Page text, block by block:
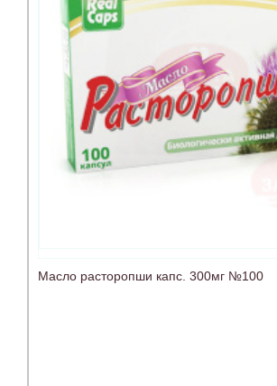
Масло расторопши капс. 300мг №100